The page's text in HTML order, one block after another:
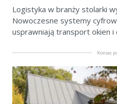
Logistyka w branży stolarki
Nowoczesne systemy
usprawniają transport okien i
Koniec